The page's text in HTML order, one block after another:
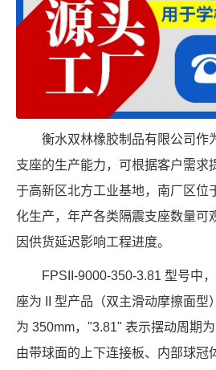
衡水双林橡胶制品有限公司作
支座的生产能力，可根据客户需
于高新区北方工业基地，南厂区位
化生产，年产各类隔震支座数量
因供货延迟影响工程进度。
FPSII-9000-350-3.81 型号中
座为 II 型产品（双主滑动摩擦面
为 350mm，"3.81" 表示摆动周期
由带球面的上下连接板、内部球